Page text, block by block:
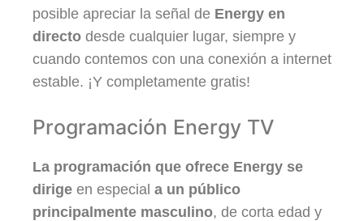
posible apreciar la señal de Energy en
directo desde cualquier lugar, siempre y
cuando contemos con una conexión a internet
estable. ¡Y completamente gratis!
Programación Energy TV
La programación que ofrece Energy se
dirige en especial a un público
principalmente masculino, de corta edad y